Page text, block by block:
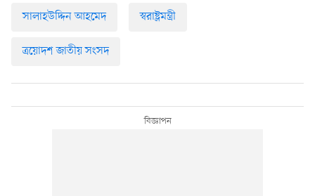
সালাহউদ্দিন আহমেদ স্বরাষ্ট্রমন্ত্রী
ত্রয়োদশ জাতীয় সংসদ